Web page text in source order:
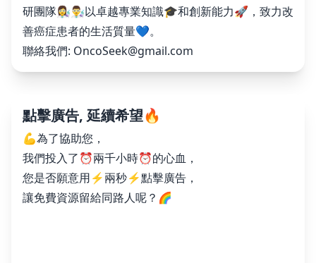
研團隊👩‍🔬👨‍🔬以卓越專業知識🎓和創新能力🚀，致力改
善癌症患者的生活質量💙。
聯絡我們: OncoSeek@gmail.com
點擊廣告, 延續希望🔥
💪為了協助您，
我們投入了⏰兩千小時⏰的心血，
您是否願意用⚡️兩秒⚡️點擊廣告，
讓免費資源留給同路人呢？🌈